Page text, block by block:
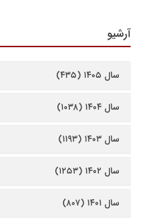
آرشیو
سال ۱۴۰۵ (۴۳۵)
سال ۱۴۰۴ (۱۰۳۸)
سال ۱۴۰۳ (۱۱۹۳)
سال ۱۴۰۲ (۱۲۵۳)
سال ۱۴۰۱ (۸۰۷)